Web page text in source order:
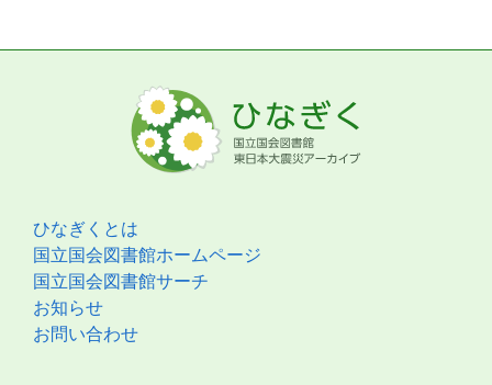
ひなぎくとは
国立国会図書館ホームページ
国立国会図書館サーチ
お知らせ
お問い合わせ